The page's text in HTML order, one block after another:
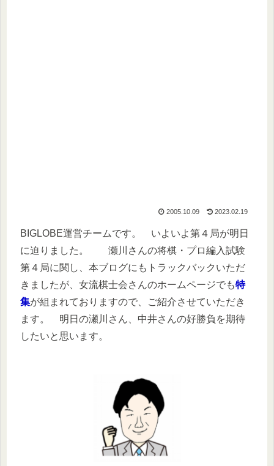
2005.10.09 2023.02.19
BIGLOBE運営チームです。 いよいよ第４局が明日
に迫りました。 瀬川さんの将棋・プロ編入試験
第４局に関し、本ブログにもトラックバックいただ
きましたが、女流棋士会さんのホームページでも特
集が組まれておりますので、ご紹介させていただき
ます。 明日の瀬川さん、中井さんの好勝負を期待
したいと思います。